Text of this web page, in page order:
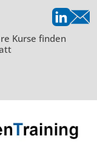
Kurse finden